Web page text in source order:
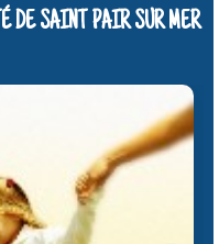
DE SAINT PAIR SUR MER